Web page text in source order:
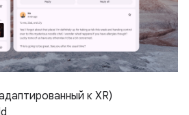
к XR)